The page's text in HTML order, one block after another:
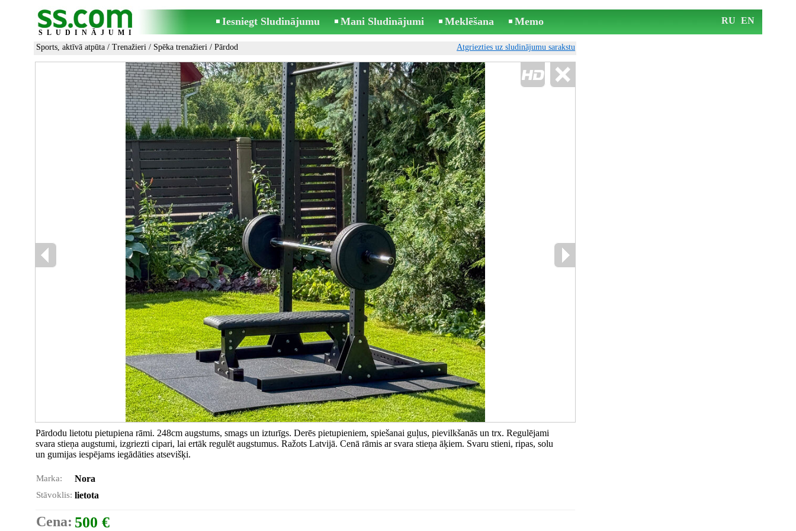
SLUDINĀJUMI
Iesniegt Sludinājumu Mani Sludinājumi Meklēšana Memo RU EN
Sports, aktīvā atpūta / Trenažieri / Spēka trenažieri / Pārdod Atgriezties uz sludinājumu sarakstu
Pārdodu lietotu pietupiena rāmi. 248cm augstums, smags un izturīgs. Derēs pietupieniem, spiešanai guļus, pievilkšanās un trx. Regulējami
svara stieņa augstumi, izgriezti cipari, lai ertāk regulēt augstumus. Ražots Latvijā. Cenā rāmis ar svara stieņa āķiem. Svaru stieni, ripas, solu
un gumijas iespējams iegādāties atsevišķi.
Marka: Nora
Stāvoklis: lietota
Cena: 500 €